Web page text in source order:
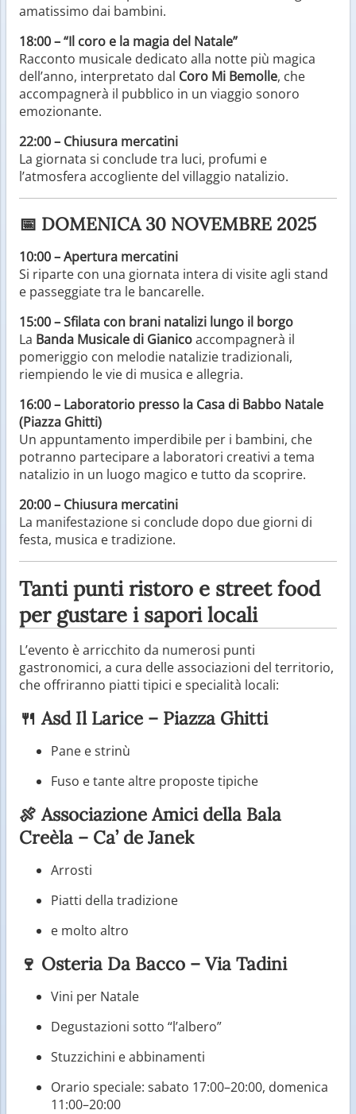
amatissimo dai bambini.
18:00 – “Il coro e la magia del Natale”
Racconto musicale dedicato alla notte più magica
dell’anno, interpretato dal Coro Mi Bemolle, che
accompagnerà il pubblico in un viaggio sonoro
emozionante.
22:00 – Chiusura mercatini
La giornata si conclude tra luci, profumi e
l’atmosfera accogliente del villaggio natalizio.
📅 DOMENICA 30 NOVEMBRE 2025
10:00 – Apertura mercatini
Si riparte con una giornata intera di visite agli stand
e passeggiate tra le bancarelle.
15:00 – Sfilata con brani natalizi lungo il borgo
La Banda Musicale di Gianicoaccompagnerà il
pomeriggio con melodie natalizie tradizionali,
riempiendo le vie di musica e allegria.
16:00 – Laboratorio presso la Casa di Babbo Natale
(Piazza Ghitti)
Un appuntamento imperdibile per i bambini, che
potranno partecipare a laboratori creativi a tema
natalizio in un luogo magico e tutto da scoprire.
20:00 – Chiusura mercatini
La manifestazione si conclude dopo due giorni di
festa, musica e tradizione.
Tanti punti ristoro e street food
per gustare i sapori locali
L’evento è arricchito da numerosi punti
gastronomici, a cura delle associazioni del territorio,
che offriranno piatti tipici e specialità locali:
🍴 Asd Il Larice – Piazza Ghitti
Pane e strinù
Fuso e tante altre proposte tipiche
🍖 Associazione Amici della Bala
Creèla – Ca’ de Janek
Arrosti
Piatti della tradizione
e molto altro
🍷 Osteria Da Bacco – Via Tadini
Vini per Natale
Degustazioni sotto “l’albero”
Stuzzichini e abbinamenti
Orario speciale: sabato 17:00–20:00, domenica
11:00–20:00